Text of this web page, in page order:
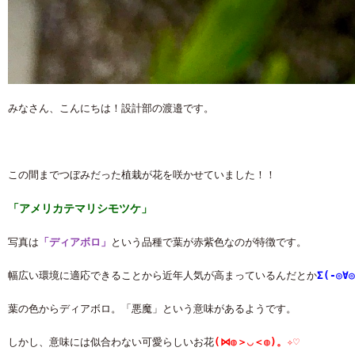
みなさん、こんにちは！設計部の渡邉です。
この間までつぼみだった植栽が花を咲かせていました！！
「アメリカテマリシモツケ」
写真は 「ディアボロ」 という品種で葉が赤紫色なのが特徴です。
幅広い環境に適応できることから近年人気が高まっているんだとかΣ(-
葉の色からディアボロ。「悪魔」という意味があるようです。
しかし、意味には似合わない可愛らしいお花(⋈◍＞◡＜◍)。✧♡